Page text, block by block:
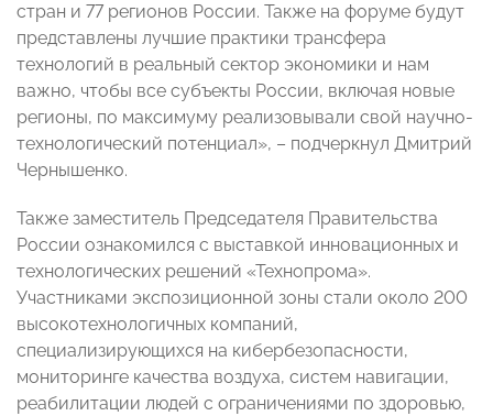
стран и 77 регионов России. Также на форуме будут
представлены лучшие практики трансфера
технологий в реальный сектор экономики и нам
важно, чтобы все субъекты России, включая новые
регионы, по максимуму реализовывали свой научно-
технологический потенциал», – подчеркнул Дмитрий
Чернышенко.
Также заместитель Председателя Правительства
России ознакомился с выставкой инновационных и
технологических решений «Технопрома».
Участниками экспозиционной зоны стали около 200
высокотехнологичных компаний,
специализирующихся на кибербезопасности,
мониторинге качества воздуха, систем навигации,
реабилитации людей с ограничениями по здоровью,